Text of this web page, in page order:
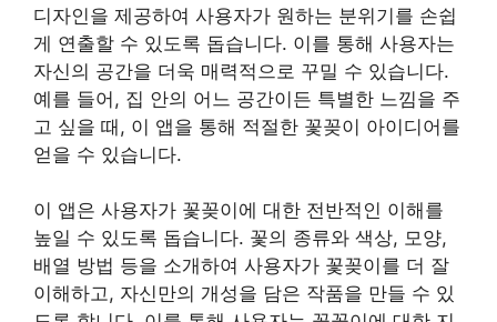
디자인을 제공하여 사용자가 원하는 분위기를 손쉽
게 연출할 수 있도록 돕습니다. 이를 통해 사용자는
자신의 공간을 더욱 매력적으로 꾸밀 수 있습니다.
예를 들어, 집 안의 어느 공간이든 특별한 느낌을 주
고 싶을 때, 이 앱을 통해 적절한 꽃꽂이 아이디어를
얻을 수 있습니다.
이 앱은 사용자가 꽃꽂이에 대한 전반적인 이해를
높일 수 있도록 돕습니다. 꽃의 종류와 색상, 모양,
배열 방법 등을 소개하여 사용자가 꽃꽂이를 더 잘
이해하고, 자신만의 개성을 담은 작품을 만들 수 있